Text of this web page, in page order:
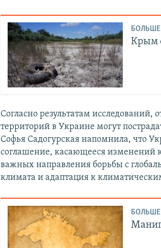
Крым
Согласно результатам исследований,
территорий в Украине могут
Софья Садогурская напомнила, что
соглашение, касающееся изменений
важных направления борьбы с
климата и адаптация к